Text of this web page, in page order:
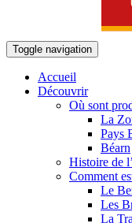
Toggle navigation
Accueil
Découvrir
Où sont
La
Pays
Béarn
Histoire de
Comment
Le
Les
La